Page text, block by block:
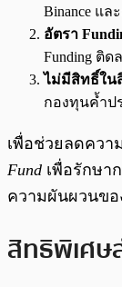
Binance แ
อัตรา
Funding ติ
ไม่มีสิทธิ์ใน
กองทุนค้ำป
เพื่อช่วยลดควา
Fund เพื่อรักษา
ความผันผวนข
สิทธิพิเศษ